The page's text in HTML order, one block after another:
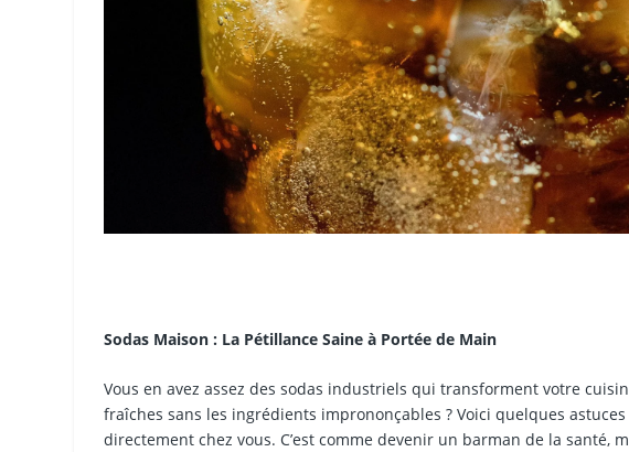
Sodas Maison : La Pétillance Saine à Portée de Main
Vous en avez assez des sodas industriels qui transforment votre
fraîches sans les ingrédients imprononçables ? Voici quelques
directement chez vous. C’est comme devenir un barman de la santé,